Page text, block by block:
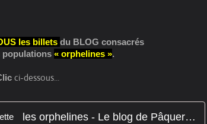
les billets du BLOG consacrés
populations « orphelines ».
ci-dessous...
les orphelines - Le blog de Pâquerette